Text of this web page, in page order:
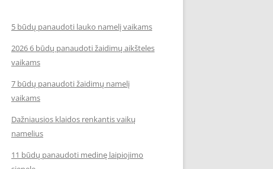
5 būdų panaudoti lauko namelį vaikams
2026 6 būdų panaudoti žaidimų aikšteles
vaikams
7 būdų panaudoti žaidimų namelį
vaikams
Dažniausios klaidos renkantis vaikų
namelius
11 būdų panaudoti medinę laipiojimo